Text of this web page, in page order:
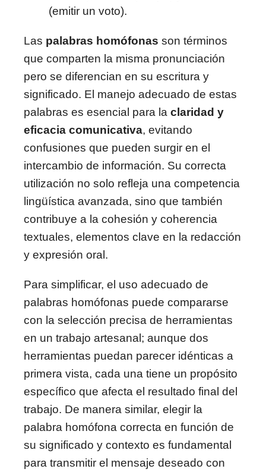
(emitir un voto).
Las palabras homófonas son términos
que comparten la misma pronunciación
pero se diferencian en su escritura y
significado. El manejo adecuado de estas
palabras es esencial para la claridad y
eficacia comunicativa, evitando
confusiones que pueden surgir en el
intercambio de información. Su correcta
utilización no solo refleja una competencia
lingüística avanzada, sino que también
contribuye a la cohesión y coherencia
textuales, elementos clave en la redacción
y expresión oral.
Para simplificar, el uso adecuado de
palabras homófonas puede compararse
con la selección precisa de herramientas
en un trabajo artesanal; aunque dos
herramientas puedan parecer idénticas a
primera vista, cada una tiene un propósito
específico que afecta el resultado final del
trabajo. De manera similar, elegir la
palabra homófona correcta en función de
su significado y contexto es fundamental
para transmitir el mensaje deseado con